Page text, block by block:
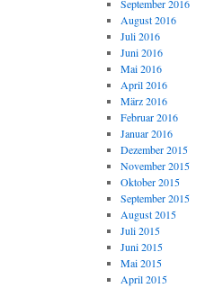
September 2016
August 2016
Juli 2016
Juni 2016
Mai 2016
April 2016
März 2016
Februar 2016
Januar 2016
Dezember 2015
November 2015
Oktober 2015
September 2015
August 2015
Juli 2015
Juni 2015
Mai 2015
April 2015